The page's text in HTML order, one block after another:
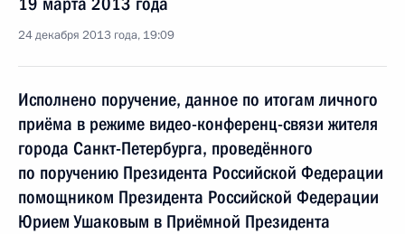
24 декабря 2013 года, 19:09
Исполнено поручение, данное по итогам личного
приёма в режиме видео-конференц-связи жителя
города Санкт-Петербурга, проведённого
по поручению Президента Российской Федерации
помощником Президента Российской Федерации
Юрием Ушаковым в Приёмной Президента